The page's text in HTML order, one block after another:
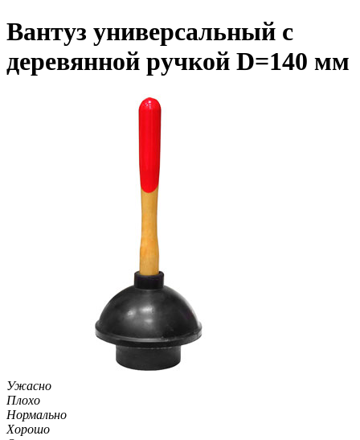
Вантуз универсальный с
деревянной ручкой D=140 мм
Ужасно
Плохо
Нормально
Хорошо